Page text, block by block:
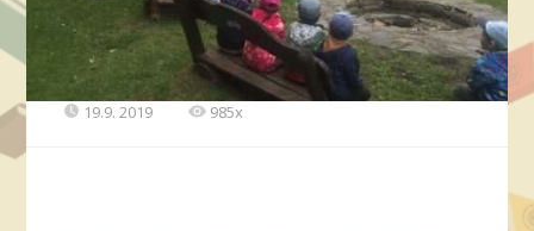
19.9. 2019 985x